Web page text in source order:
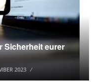
Sicherheit eurer
2023